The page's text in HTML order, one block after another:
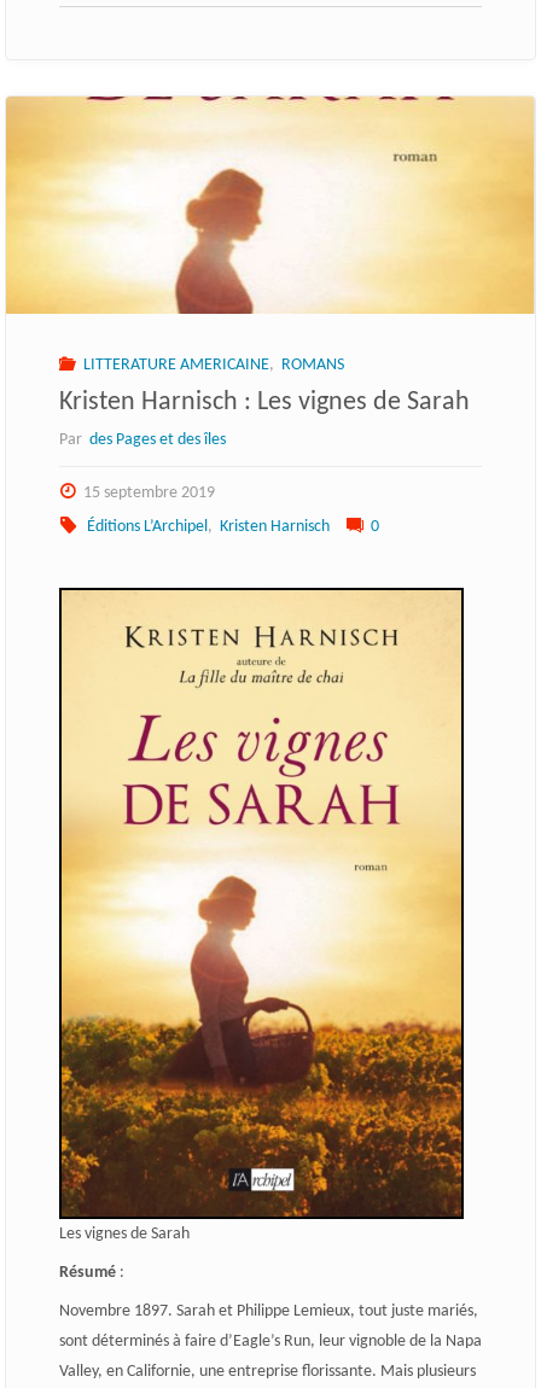
LITTERATURE AMERICAINE, ROMANS
Kristen Harnisch : Les vignes de Sarah
Par des Pages et des îles
15 septembre 2019
Éditions L’Archipel , Kristen Harnisch 0
Les vignes de Sarah
Résumé:
Novembre 1897. Sarah et Philippe Lemieux, tout juste mariés,
sont déterminés à faire d’Eagle’s Run, leur vignoble de la Napa
Valley, en Californie, une entreprise florissante. Mais plusieurs